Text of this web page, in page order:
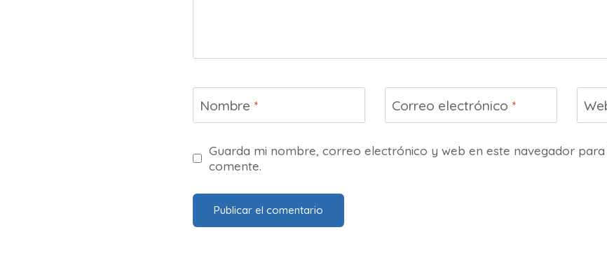
Nombre * Correo electrónico *
Guarda mi nombre, correo electrónico y web en este navegador
comente.